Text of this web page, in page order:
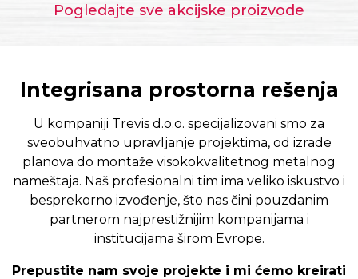
Pogledajte sve akcijske proizvode
Integrisana prostorna rešenja
U kompaniji Trevis d.o.o. specijalizovani smo za
sveobuhvatno upravljanje projektima, od izrade
planova do montaže visokokvalitetnog metalnog
nameštaja. Naš profesionalni tim ima veliko iskustvo i
besprekorno izvođenje, što nas čini pouzdanim
partnerom najprestižnijim kompanijama i
institucijama širom Evrope.
Prepustite nam svoje projekte i mi ćemo kreirati